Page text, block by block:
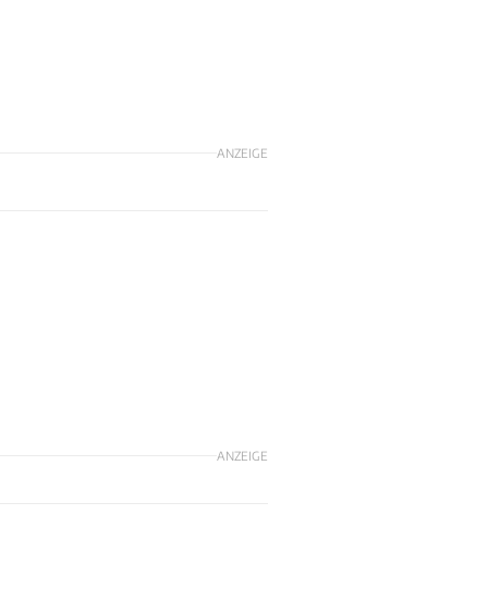
ANZEIGE
ANZEIGE